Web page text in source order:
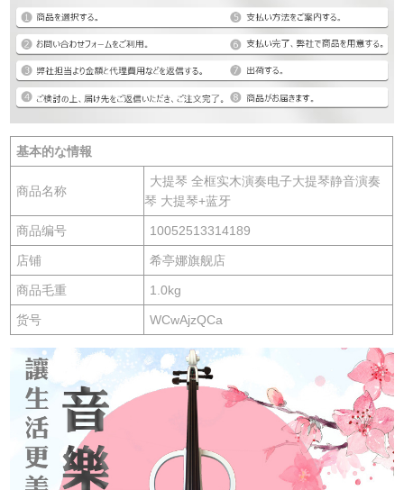
基本的な情報
商品名称
大提琴 全框实木演奏电子大提琴静音演奏
琴 大提琴+蓝牙
商品编号 10052513314189
店铺 希亭娜旗舰店
商品毛重 1.0kg
货号 WCwAjzQCa